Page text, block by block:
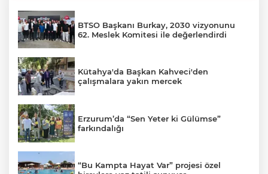
BTSO Başkanı Burkay, 2030 vizyonunu
62. Meslek Komitesi ile değerlendirdi
Kütahya'da Başkan Kahveci'den
çalışmalara yakın mercek
Erzurum’da “Sen Yeter ki Gülümse”
farkındalığı
“Bu Kampta Hayat Var” projesi özel